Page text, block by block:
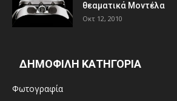
θεαματικά Μοντέλα
Οκτ 12, 2010
ΔΗΜΟΦΙΛΗ ΚΑΤΗΓΟΡΙΑ
Φωτογραφία